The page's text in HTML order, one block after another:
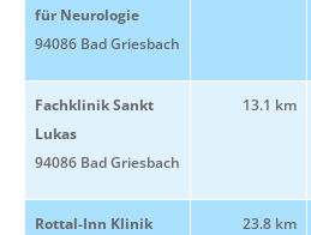
für Neurologie
94086 Bad Griesbach
Fachklinik Sankt
Lukas
94086 Bad Griesbach
13.1 km
Rottal-Inn Klinik
23.8 km